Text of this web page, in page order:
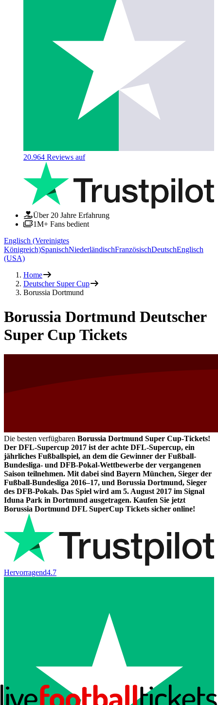
20.964 Reviews auf
Über 20 Jahre Erfahrung
1M+ Fans bedient
Englisch (Vereinigtes
Königreich)SpanischNiederländischFranzösischDeutschEnglisch
(USA)
Home
Deutscher Super Cup
Borussia Dortmund
Borussia Dortmund Deutscher
Super Cup Tickets
Die besten verfügbaren Borussia Dortmund Super Cup-Tickets!
Der DFL-Supercup 2017 ist der achte DFL-Supercup, ein
jährliches Fußballspiel, an dem die Gewinner der Fußball-
Bundesliga- und DFB-Pokal-Wettbewerbe der vergangenen
Saison teilnehmen. Mit dabei sind Bayern München, Sieger der
Fußball-Bundesliga 2016–17, und Borussia Dortmund, Sieger
des DFB-Pokals. Das Spiel wird am 5. August 2017 im Signal
Iduna Park in Dortmund ausgetragen. Kaufen Sie jetzt
Borussia Dortmund DFL SuperCup Tickets sicher online!
Hervorragend4.7